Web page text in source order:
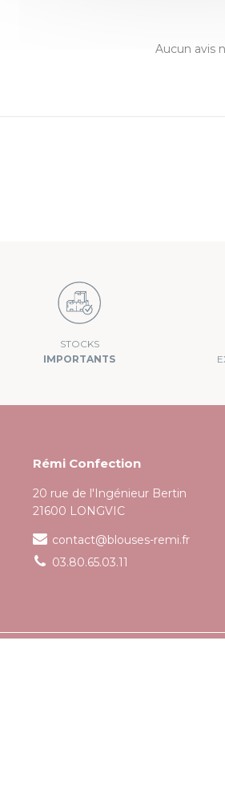
Aucun avis
STOCKS
IMPORTANTS
Rémi Confection
20 rue de l'Ingénieur Bertin
21600 LONGVIC
contact@blouses-remi.fr
03.80.65.03.11